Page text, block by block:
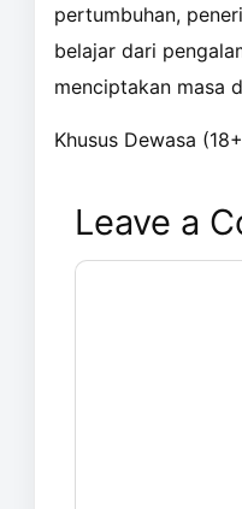
pertumbuhan,
belajar dari
menciptakan masa
Khusus Dewasa
Leave a
Comment